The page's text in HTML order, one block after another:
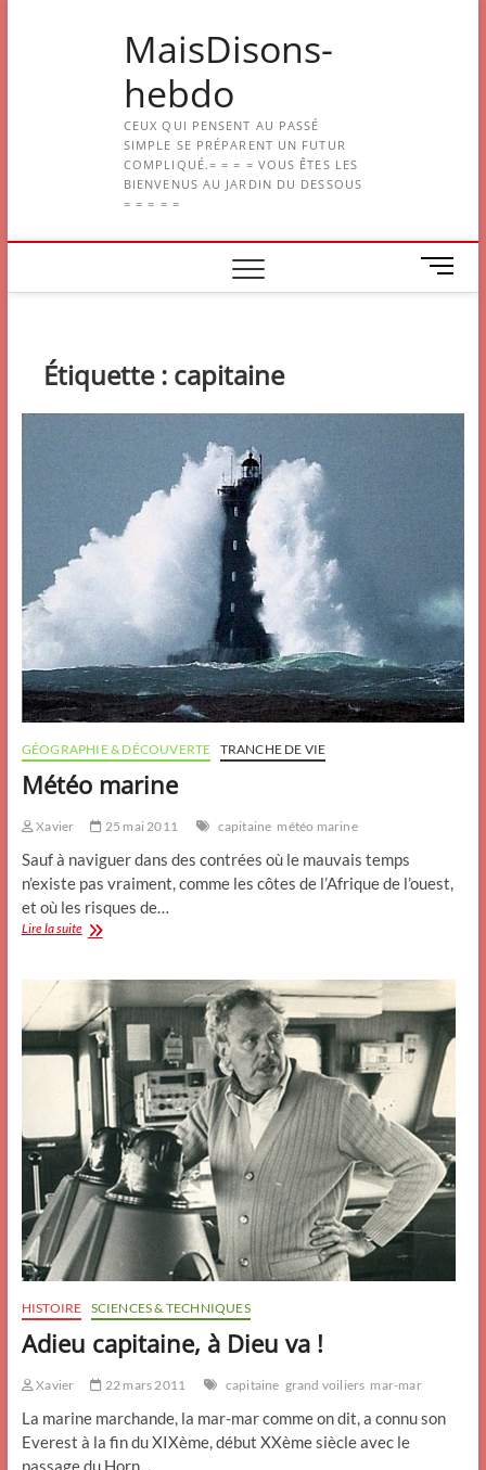
MaisDisons-
hebdo
CEUX QUI PENSENT AU PASSÉ
SIMPLE SE PRÉPARENT UN FUTUR
COMPLIQUÉ.= = = = VOUS ÊTES LES
BIENVENUS AU JARDIN DU DESSOUS
= = = = =
M
e
Étiquette : capitaine
GÉOGRAPHIE & DÉCOUVERTE TRANCHE DE VIE
Météo marine
Xavier 25 mai 2011 capitaine météo marine
Sauf à naviguer dans des contrées où le mauvais temps
n’existe pas vraiment, comme les côtes de l’Afrique de l’ouest,
et où les risques de…
Lire la suiteMétéo
HISTOIRE SCIENCES & TECHNIQUES
Adieu capitaine, à Dieu va !
Xavier 22 mars 2011 capitaine grand voiliers mar-mar
La marine marchande, la mar-mar comme on dit, a connu son
Everest à la fin du XIXème, début XXème siècle avec le
passage du Horn.…